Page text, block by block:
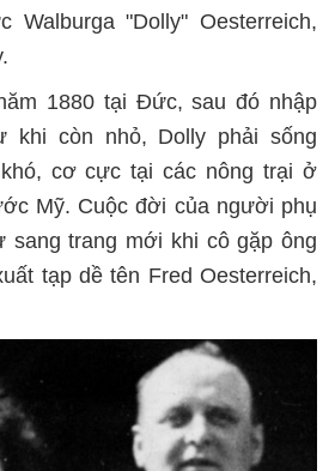
"Dolly" Oesterreich,
1880 tại Đức, sau đó nhập
khi còn nhỏ, Dolly phải sống
cơ cực tại các nông trại ở
Mỹ. Cuộc đời của người phụ
sang trang mới khi cô gặp ông
tạp dề tên Fred Oesterreich,